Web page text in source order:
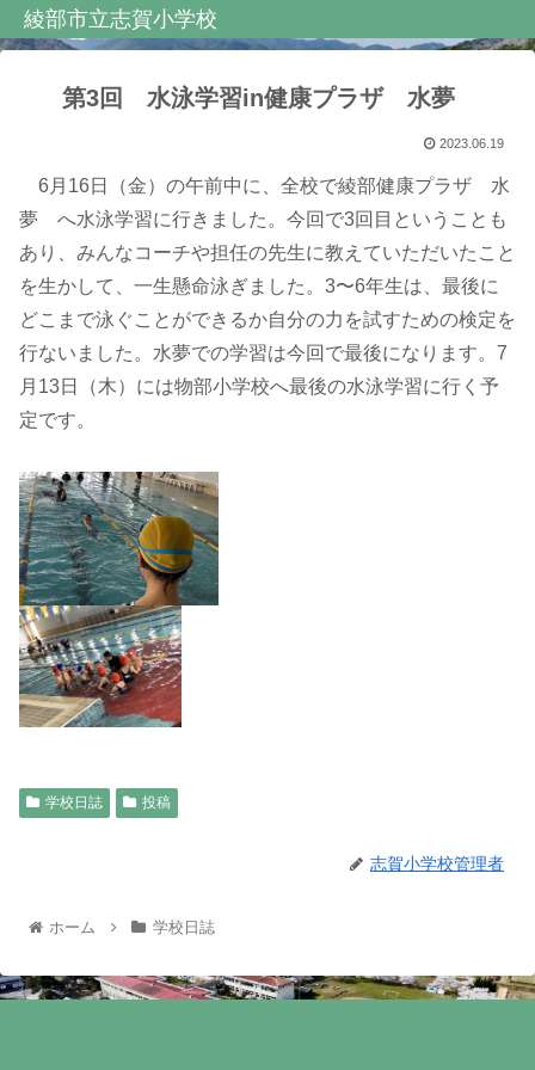
綾部市立志賀小学校
第3回 水泳学習in健康プラザ 水夢
2023.06.19
6月16日（金）の午前中に、全校で綾部健康プラザ 水
夢 へ水泳学習に行きました。今回で3回目ということも
あり、みんなコーチや担任の先生に教えていただいたこと
を生かして、一生懸命泳ぎました。3〜6年生は、最後に
どこまで泳ぐことができるか自分の力を試すための検定を
行ないました。水夢での学習は今回で最後になります。7
月13日（木）には物部小学校へ最後の水泳学習に行く予
定です。
学校日誌 投稿
志賀小学校管理者
ホーム 学校日誌